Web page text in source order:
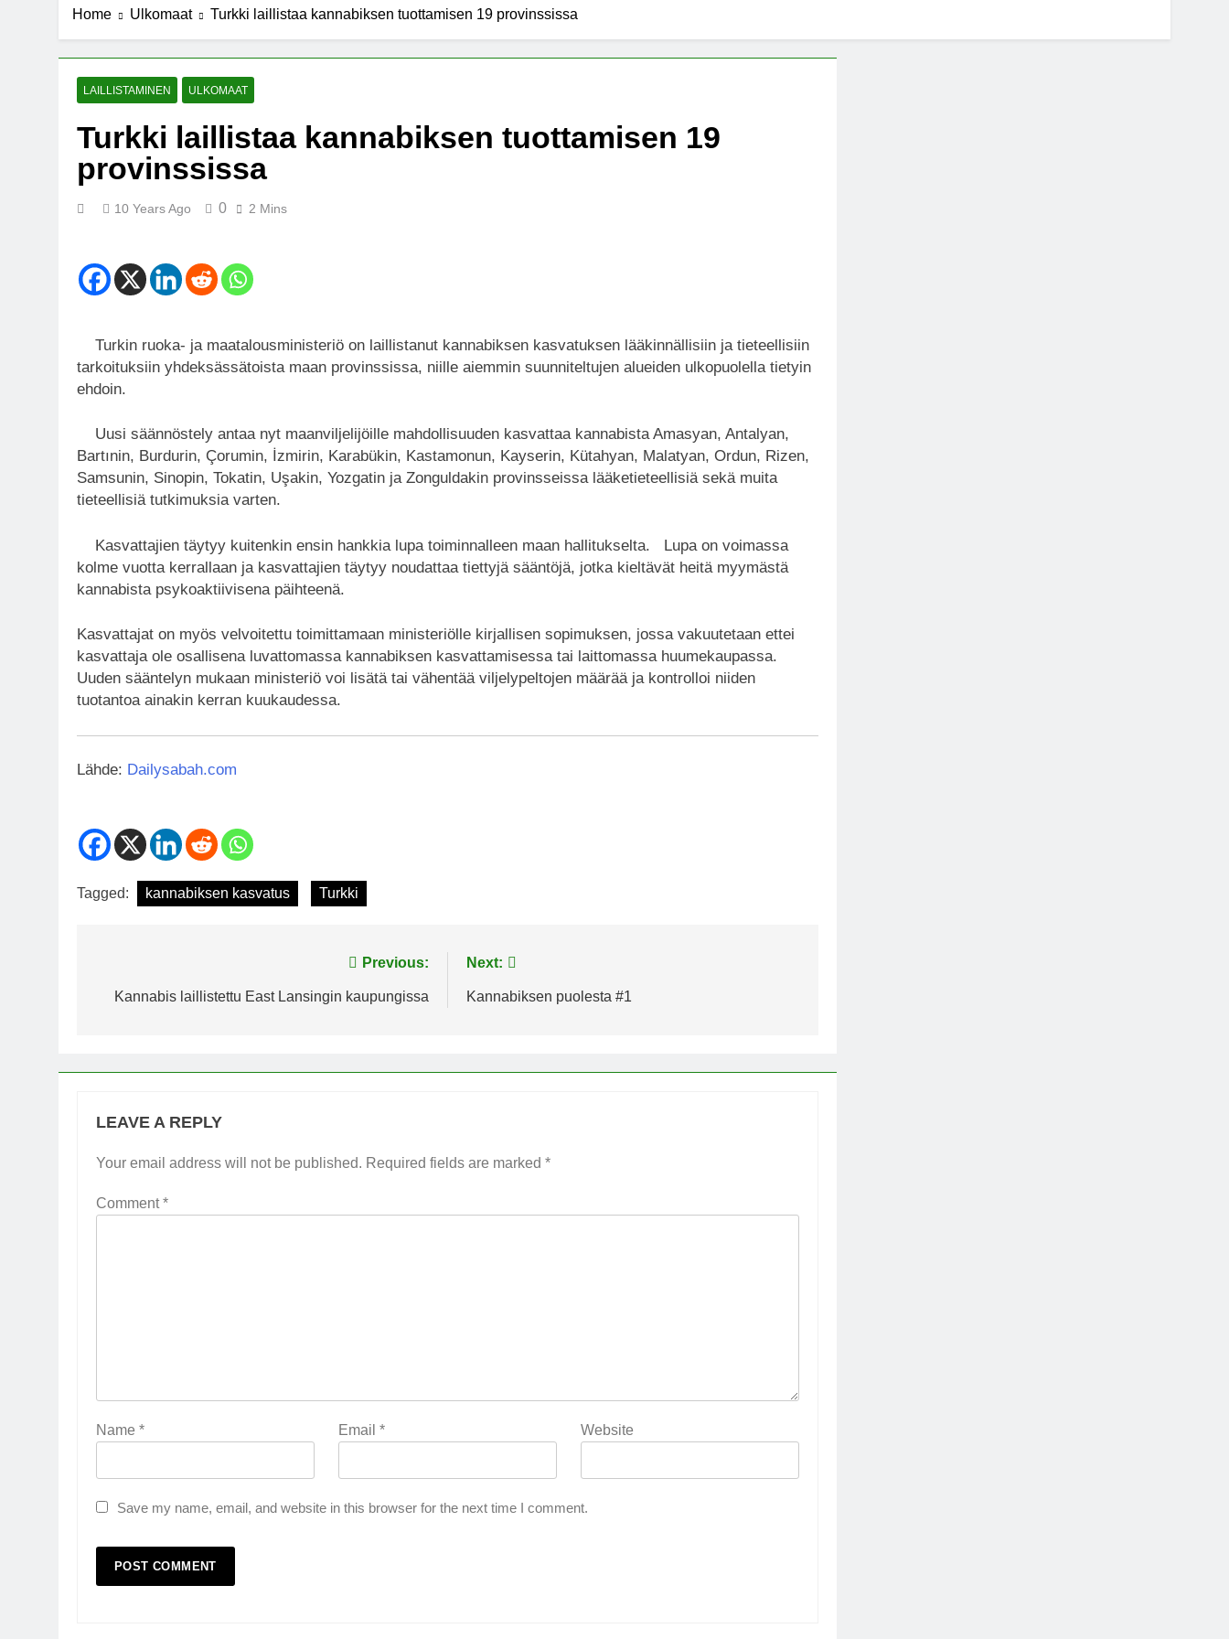
7 Years Ago
Michael J. Fox -säätiö lääkekannabistutkimusten kannalla
Meksiko äänestää kannabiksen viihdekäytön laillistamisesta
Home Ulkomaat Turkki laillistaa kannabiksen tuottamisen 19 provinssissa
LAILLISTAMINEN ULKOMAAT
Turkki laillistaa kannabiksen tuottamisen 19
provinssissa
10 Years Ago 0 2 Mins
Turkin ruoka- ja maatalousministeriö on laillistanut kannabiksen kasvatuksen lääkinnällisiin ja tieteellisiin
tarkoituksiin yhdeksässätoista maan provinssissa, niille aiemmin suunniteltujen alueiden ulkopuolella tietyin
ehdoin.
Uusi säännöstely antaa nyt maanviljelijöille mahdollisuuden kasvattaa kannabista Amasyan, Antalyan,
Bartınin, Burdurin, Çorumin, İzmirin, Karabükin, Kastamonun, Kayserin, Kütahyan, Malatyan, Ordun, Rizen,
Samsunin, Sinopin, Tokatin, Uşakin, Yozgatin ja Zonguldakin provinsseissa lääketieteellisiä sekä muita
tieteellisiä tutkimuksia varten.
Kasvattajien täytyy kuitenkin ensin hankkia lupa toiminnalleen maan hallitukselta. Lupa on voimassa
kolme vuotta kerrallaan ja kasvattajien täytyy noudattaa tiettyjä sääntöjä, jotka kieltävät heitä myymästä
kannabista psykoaktiivisena päihteenä.
Kasvattajat on myös velvoitettu toimittamaan ministeriölle kirjallisen sopimuksen, jossa vakuutetaan ettei
kasvattaja ole osallisena luvattomassa kannabiksen kasvattamisessa tai laittomassa huumekaupassa.
Uuden sääntelyn mukaan ministeriö voi lisätä tai vähentää viljelypeltojen määrää ja kontrolloi niiden
tuotantoa ainakin kerran kuukaudessa.
Lähde: Dailysabah.com
Tagged: kannabiksen kasvatus Turkki
navigation
Previous:
Kannabis laillistettu East Lansingin kaupungissa
Next:
Kannabiksen puolesta #1
LEAVE A REPLY
Your email address will not be published. Required fields are marked *
Comment*
Name * Email* Website
Save my name, email, and website in this browser for the next time I comment.